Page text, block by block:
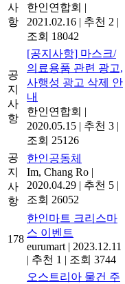
사
항
한인연합회 |
2021.02.16 | 추천 2 |
조회 18042
공
지
사
항
[공지사항] 마스크/
의료용품 관련 광고,
사행성 광고 삭제 안
내
한인연합회 |
2020.05.15 | 추천 3 |
조회 25126
공
지
사
항
한인공동체
Im, Chang Ro |
2020.04.29 | 추천 5 |
조회 26052
178
한인마트 크리스마
스 이벤트
eurumart | 2023.12.11
| 추천 1 | 조회 3744
오스트리아 물건 주